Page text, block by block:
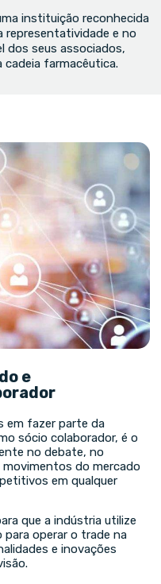
instituição reconhecida
representatividade e no
dos seus associados,
cadeia farmacêutica.
e
em fazer parte da
sócio colaborador, é o
no debate, no
do mercado
em qualquer
que a indústria utilize
operar o trade na
e inovações